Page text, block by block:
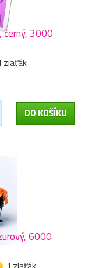
3000
zlaťák
DO KOŠÍKU
6000